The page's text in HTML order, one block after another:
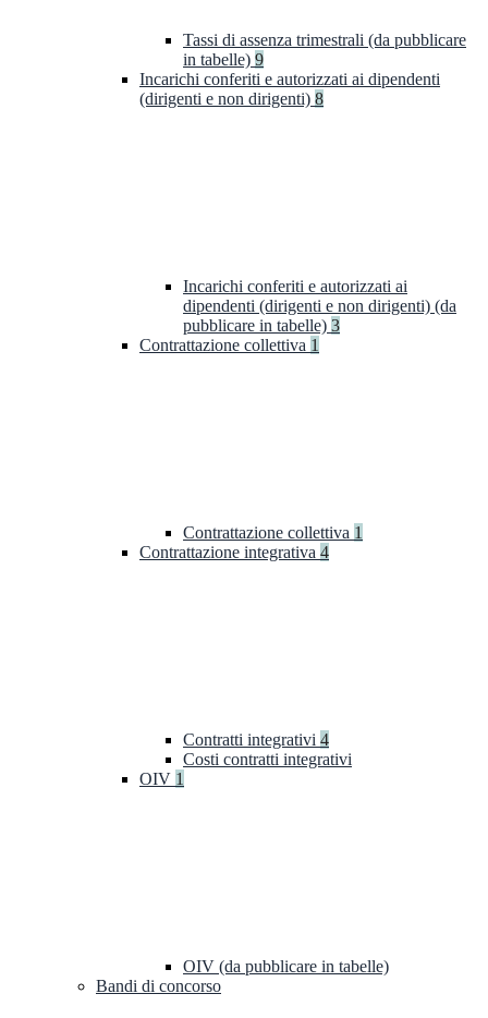
Tassi di assenza trimestrali (da pubblicare
in tabelle) 9
Incarichi conferiti e autorizzati ai dipendenti
(dirigenti e non dirigenti) 8
Incarichi conferiti e autorizzati ai
dipendenti (dirigenti e non dirigenti) (da
pubblicare in tabelle) 3
Contrattazione collettiva 1
Contrattazione collettiva 1
Contrattazione integrativa 4
Contratti integrativi 4
Costi contratti integrativi
OIV 1
OIV (da pubblicare in tabelle)
Bandi di concorso